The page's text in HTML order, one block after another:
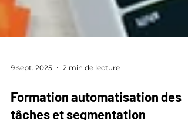
9 sept. 2025 2 min de lecture